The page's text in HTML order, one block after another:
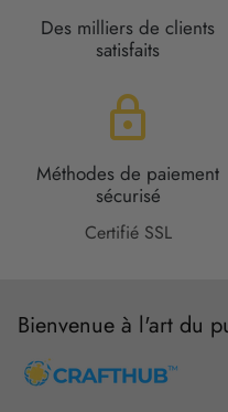
Des milliers de clients
satisfaits
lock
Méthodes de paiement
sécurisé
Certifié SSL
Bienvenue à l'art du